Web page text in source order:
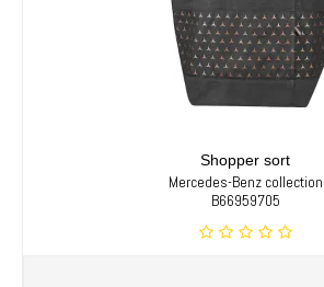
Shopper sort
Mercedes-Benz collection
B66959705